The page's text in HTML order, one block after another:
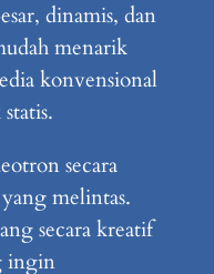
dinamis, dan
menarik
konvensional
secara
melintas.
secara kreatif
ingin